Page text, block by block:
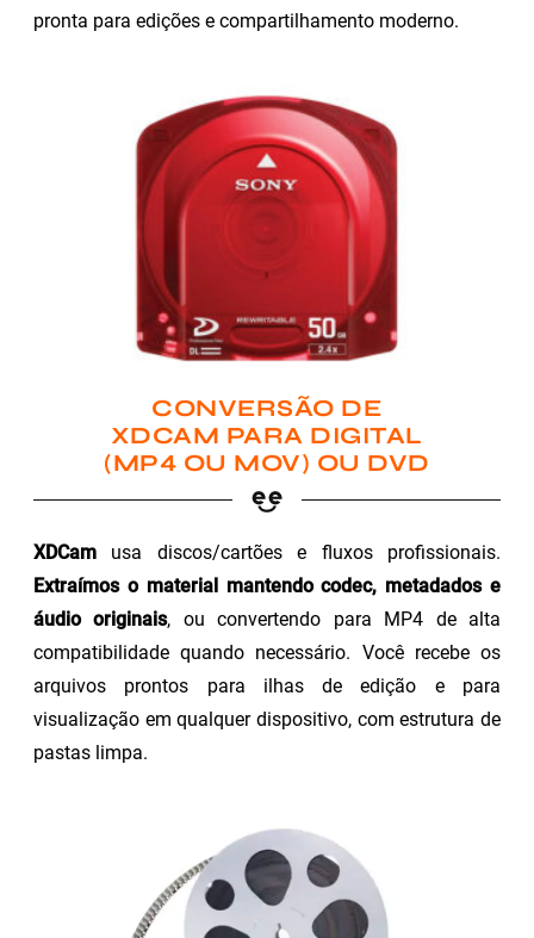
pronta para edições e compartilhamento moderno.
CONVERSÃO DE
XDCAM PARA DIGITAL
(MP4 OU MOV) OU DVD
XDCam usa discos/cartões e fluxos profissionais.
Extraímos o material mantendo codec, metadados e
áudio originais, ou convertendo para MP4 de alta
compatibilidade quando necessário. Você recebe os
arquivos prontos para ilhas de edição e para
visualização em qualquer dispositivo, com estrutura de
pastas limpa.